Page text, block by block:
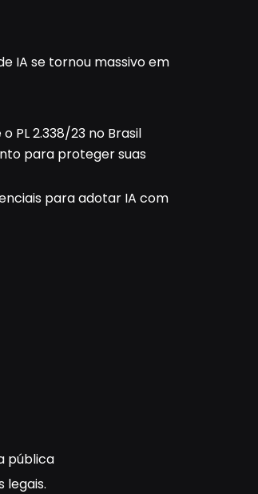
IA se tornou massivo em
PL 2.338/23 no Brasil
para proteger suas
para adotar IA com
pública
legais.